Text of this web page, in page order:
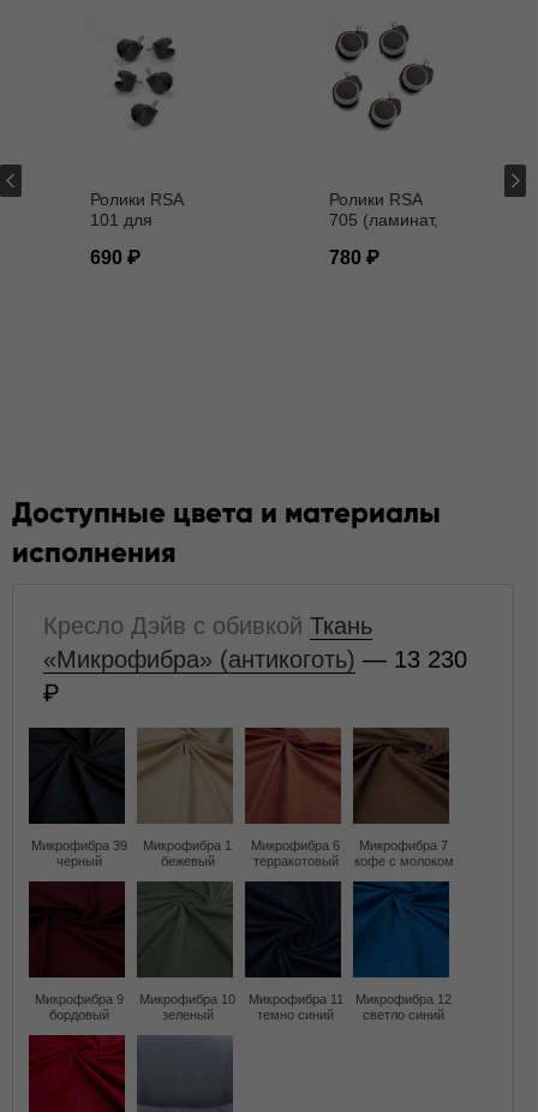
Ролики RSA
101 для
мм
690
Ролики RSA
705 (ламинат,
мм
780
Доступные цвета и материалы
исполнения
Кресло Дэйв с обивкой Ткань
«Микрофибра» (антикоготь) — 13 230
Микрофибра 39
черный
Микрофибра 1
бежевый
Микрофибра 6
терракотовый
Микрофибра 7
кофе с молоком
Микрофибра 9
бордовый
Микрофибра 10
зеленый
Микрофибра 11
темно синий
Микрофибра 12
светло синий